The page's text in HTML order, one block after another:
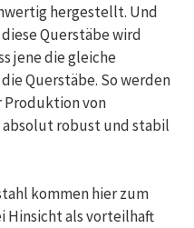
hergestellt. Und
Querstäbe wird
jene die gleiche
Querstäbe. So werden
Produktion von
robust und stabil
kommen hier zum
Hinsicht als vorteilhaft